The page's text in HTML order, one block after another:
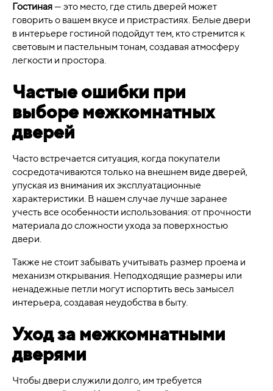
Гостиная— это место, где стиль дверей может
говорить о вашем вкусе и пристрастиях. Белые двери
в интерьере гостиной подойдут тем, кто стремится к
световым и пастельным тонам, создавая атмосферу
легкости и простора.
Частые ошибки при
выборе межкомнатных
дверей
Часто встречается ситуация, когда покупатели
сосредотачиваются только на внешнем виде дверей,
упуская из внимания их эксплуатационные
характеристики. В нашем случае лучше заранее
учесть все особенности использования: от прочности
материала до сложности ухода за поверхностью
двери.
Также не стоит забывать учитывать размер проема и
механизм открывания. Неподходящие размеры или
ненадежные петли могут испортить весь замысел
интерьера, создавая неудобства в быту.
Уход за межкомнатными
дверями
Чтобы двери служили долго, им требуется